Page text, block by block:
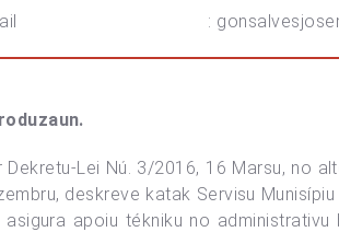
:
Dekretu-Lei Nú. 3/2016, 16 Marsu, no
deskreve katak Servisu
asigura apoiu tékniku no